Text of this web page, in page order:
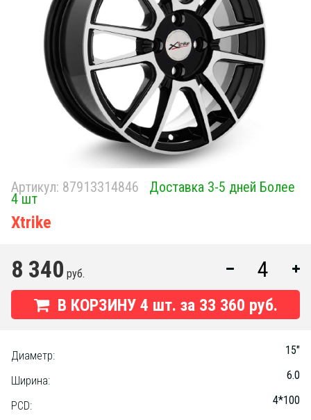
Артикул: 87913314846 Доставка 3-5 дней Более
4 шт
Xtrike
8 340 руб.
В КОРЗИНУ 4 шт. за 33 360 руб.
Диаметр: 15"
Ширина: 6.0
PCD:
4*100